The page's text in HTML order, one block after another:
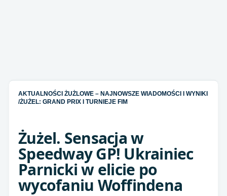
AKTUALNOŚCI ŻUŻLOWE – NAJNOWSZE WIADOMOŚCI I WYNIKI
/ŻUŻEL: GRAND PRIX I TURNIEJE FIM
Żużel. Sensacja w
Speedway GP! Ukrainiec
Parnicki w elicie po
wycofaniu Woffindena